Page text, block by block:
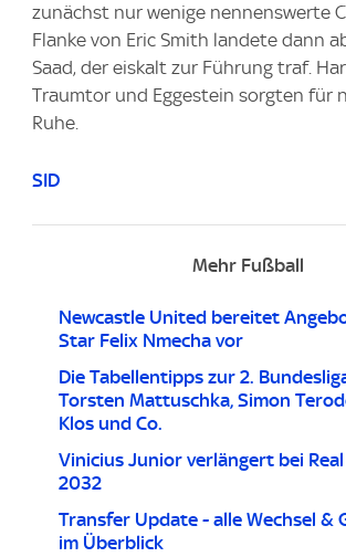
zunächst nur wenige nennenswerte
Flanke von Eric Smith landete dann
Saad, der eiskalt zur Führung traf.
Traumtor und Eggestein sorgten für
Ruhe.
SID
Mehr Fußball
Newcastle United bereitet
Star Felix Nmecha vor
Die Tabellentipps zur 2.
Torsten Mattuschka, Simon
Klos und Co.
Vinicius Junior verlängert bei
2032
Transfer Update - alle Wechsel &
im Überblick